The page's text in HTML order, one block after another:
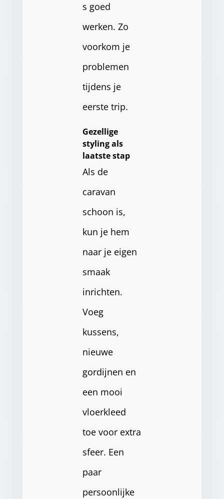
s goed
werken. Zo
voorkom je
problemen
tijdens je
eerste trip.
Gezellige
styling als
laatste stap
Als de
caravan
schoon is,
kun je hem
naar je eigen
smaak
inrichten.
Voeg
kussens,
nieuwe
gordijnen en
een mooi
vloerkleed
toe voor extra
sfeer. Een
paar
persoonlijke